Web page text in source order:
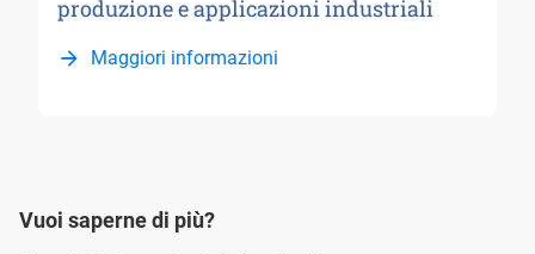
produzione e applicazioni industriali
Maggiori informazioni
Vuoi saperne di più?